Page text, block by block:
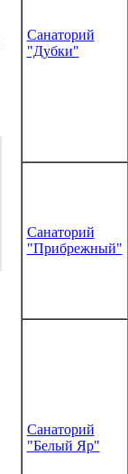
Санаторий
"Дубки"
Санаторий
"Прибрежный"
Санаторий
"Белый Яр"